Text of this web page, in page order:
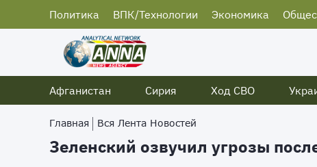
Политика ВПК/Технологии Экономика
Афганистан
Сирия Ход СВО
Главная Вся Лента Новостей
Зеленский озвучил угрозы